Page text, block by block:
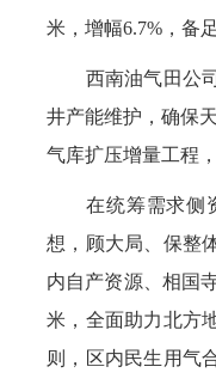
米，增幅6.7%，备
西南油气田公司
井产能维护，确保
气库扩压增量工程
在统筹需求侧资
想，顾大局、保整
内自产资源、相国
米，全面助力北方
则，区内民生用气